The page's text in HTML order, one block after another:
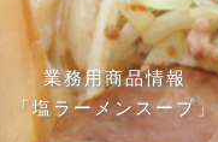
業務用商品情報
「塩ラーメンスープ」